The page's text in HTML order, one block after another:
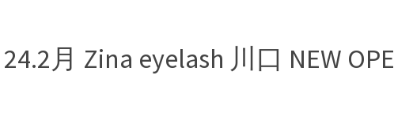
24.2月 Zina eyelash 川口 NEW